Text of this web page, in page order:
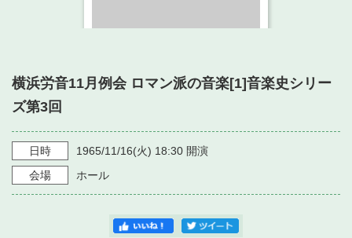
・ フロアマップ
・ よくある質問
・ 空き状況
・ 利用料金
・ 音楽堂のご案内
・ フロアマップ
・ 芸術参与
神奈川県立音楽堂
SNS
横浜労音11月例会 ロマン派の音楽[1]音楽史シリー
ズ第3回
日時 1965/11/16(火) 18:30 開演
会場
ホール